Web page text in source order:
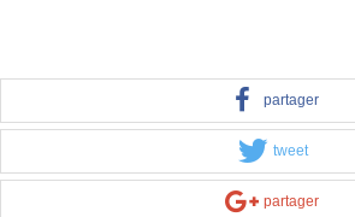
partager
tweet
partager